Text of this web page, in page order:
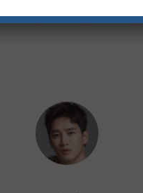
힐링하러 오세요~
히어로 #외계인 #파트너